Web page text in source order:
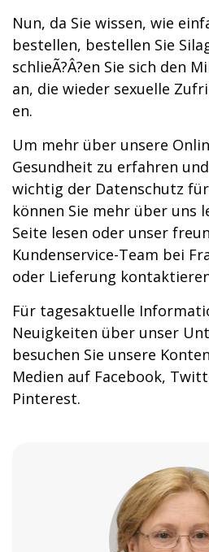
Nun, da Sie wissen, wie
bestellen, bestellen Sie
schlieÃ?Â?en Sie sich den
an, die wieder sexuelle
en.
Um mehr über unsere
Gesundheit zu erfahren
wichtig der Datenschutz
können Sie mehr über uns
Seite lesen oder unser
Kundenservice-Team bei
oder Lieferung
Für tagesaktuelle
Neuigkeiten über unser
besuchen Sie unsere
Medien auf Facebook,
Pinterest.